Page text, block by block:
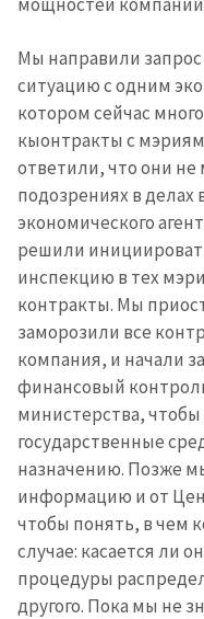
Мы направили
ситуацию с одним
котором сейчас
кыонтракты с
ответили, что они не
подозрениях в делах
экономического
решили
инспекцию в тех
контракты. Мы
заморозили все
компания, и начали
финансовый
министерства,
государственные
назначению. Позже
информацию и от
чтобы понять, в чем
случае: касается ли
процедуры
другого. Пока мы не